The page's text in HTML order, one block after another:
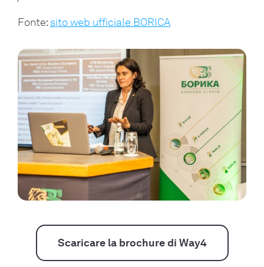
Fonte: sito web ufficiale BORICA
Scaricare la brochure di Way4